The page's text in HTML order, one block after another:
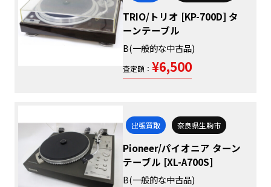
TRIO/トリオ [KP-700D] タ
ーンテーブル
B(一般的な中古品)
査定額： ¥6,500
出張買取 奈良県生駒市
Pioneer/パイオニア ターン
テーブル [XL-A700S]
B(一般的な中古品)